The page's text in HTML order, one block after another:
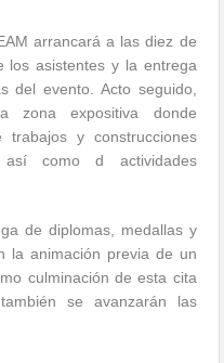
arrancará a las diez de
los asistentes y la entrega
del evento. Acto seguido,
zona expositiva donde
y construcciones
como d actividades
de diplomas, medallas y
la animación previa de un
culminación de esta cita
se avanzarán las